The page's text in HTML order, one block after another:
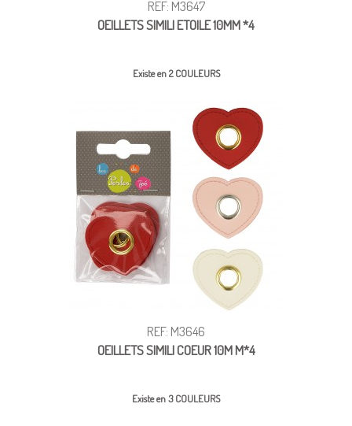
REF: M3647
OEILLETS SIMILI ETOILE 10MM *4
Existe en 2 COULEURS
REF: M3646
OEILLETS SIMILI COEUR 10M M*4
Existe en 3 COULEURS